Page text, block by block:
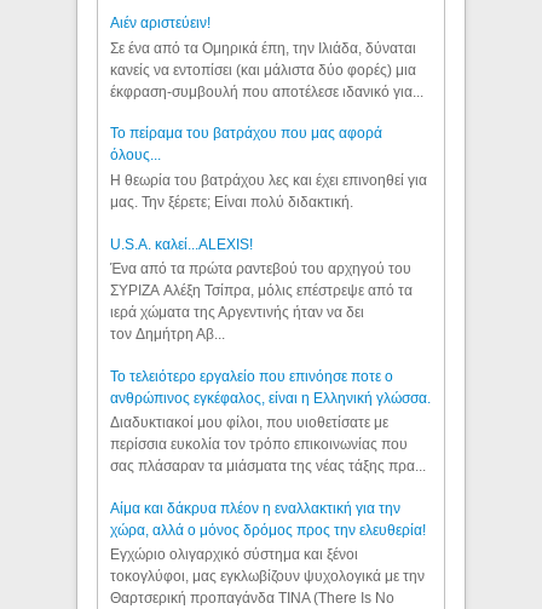
Aιέν αριστεύειν!
Σε ένα από τα Ομηρικά έπη, την Ιλιάδα, δύναται
κανείς να εντοπίσει (και μάλιστα δύο φορές) μια
έκφραση-συμβουλή που αποτέλεσε ιδανικό για...
Το πείραμα του βατράχου που μας αφορά
όλους...
Η θεωρία του βατράχου λες και έχει επινοηθεί για
μας. Την ξέρετε; Είναι πολύ διδακτική.
U.S.A. καλεί...ALEXIS!
Ένα από τα πρώτα ραντεβού του αρχηγού του
ΣΥΡΙΖΑ Αλέξη Τσίπρα, μόλις επέστρεψε από τα
ιερά χώματα της Αργεντινής ήταν να δει
τον Δημήτρη Αβ...
Το τελειότερο εργαλείο που επινόησε ποτε ο
ανθρώπινος εγκέφαλος, είναι η Ελληνική γλώσσα.
Διαδυκτιακοί μου φίλοι, που υιοθετίσατε με
περίσσια ευκολία τον τρόπο επικοινωνίας που
σας πλάσαραν τα μιάσματα της νέας τάξης πρα...
Αίμα και δάκρυα πλέον η εναλλακτική για την
χώρα, αλλά ο μόνος δρόμος προς την ελευθερία!
Εγχώριο ολιγαρχικό σύστημα και ξένοι
τοκογλύφοι, μας εγκλωβίζουν ψυχολογικά με την
Θαρτσερική προπαγάνδα TINA (There Is No